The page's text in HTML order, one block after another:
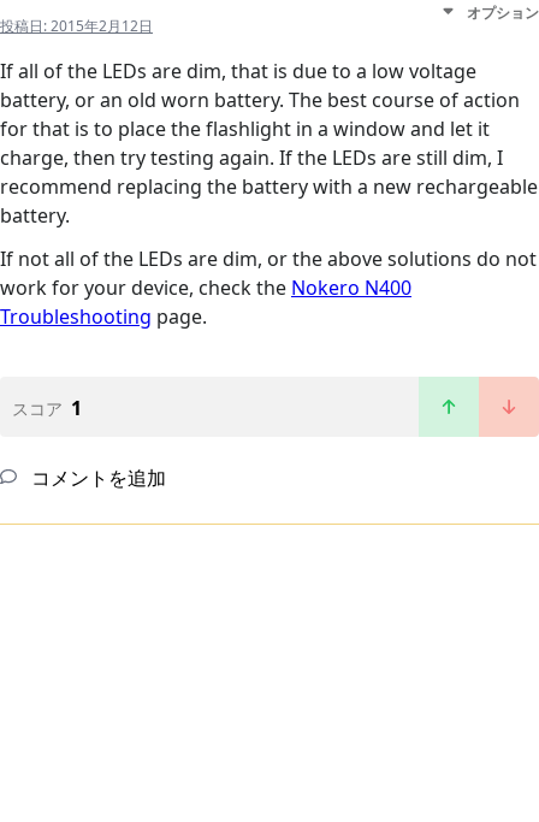
投稿日:2015年2月12日
オプション
If all of the LEDs are dim, that is due to a low voltage
battery, or an old worn battery. The best course of action
for that is to place the flashlight in a window and let it
charge, then try testing again. If the LEDs are still dim, I
recommend replacing the battery with a new rechargeable
battery.
If not all of the LEDs are dim, or the above solutions do not
work for your device, check the Nokero N400
Troubleshooting page.
スコア 1
コメントを追加